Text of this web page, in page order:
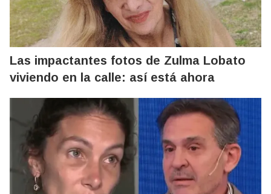
Las impactantes fotos de Zulma Lobato
viviendo en la calle: así está ahora